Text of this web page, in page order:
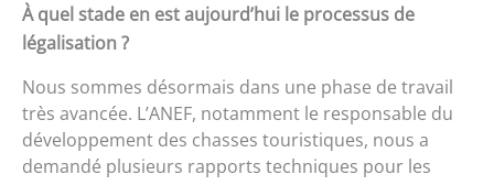
À quel stade en est aujourd’hui le processus de
légalisation ?
Nous sommes désormais dans une phase de travail
très avancée. L’ANEF, notamment le responsable du
développement des chasses touristiques, nous a
demandé plusieurs rapports techniques pour les